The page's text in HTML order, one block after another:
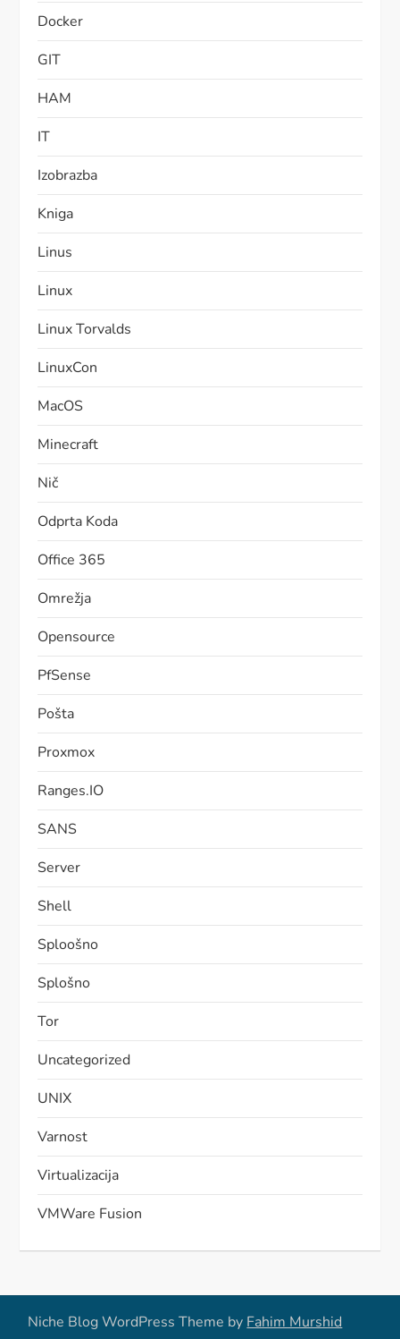
Docker
GIT
HAM
IT
Izobrazba
Kniga
Linus
Linux
Linux Torvalds
LinuxCon
MacOS
Minecraft
Nič
Odprta Koda
Office 365
Omrežja
Opensource
PfSense
Pošta
Proxmox
Ranges.IO
SANS
Server
Shell
Sploošno
Splošno
Tor
Uncategorized
UNIX
Varnost
Virtualizacija
VMWare Fusion
Niche Blog WordPress Theme by Fahim Murshid